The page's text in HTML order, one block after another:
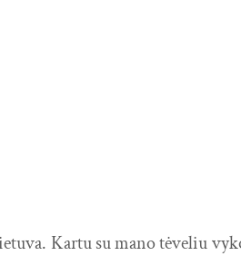
Kartu su mano tėveliu